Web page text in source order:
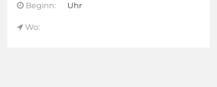
Beginn: Uhr
Wo: